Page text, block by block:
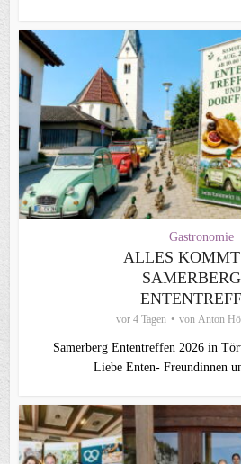
Gastronomie
ALLES
vor 4 Tagen von Anton
Samerberg Ententreffen 2026 in
Liebe Enten- Freundinnen